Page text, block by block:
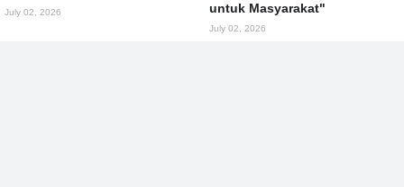
July 02, 2026
untuk Masyarakat"
July 02, 2026